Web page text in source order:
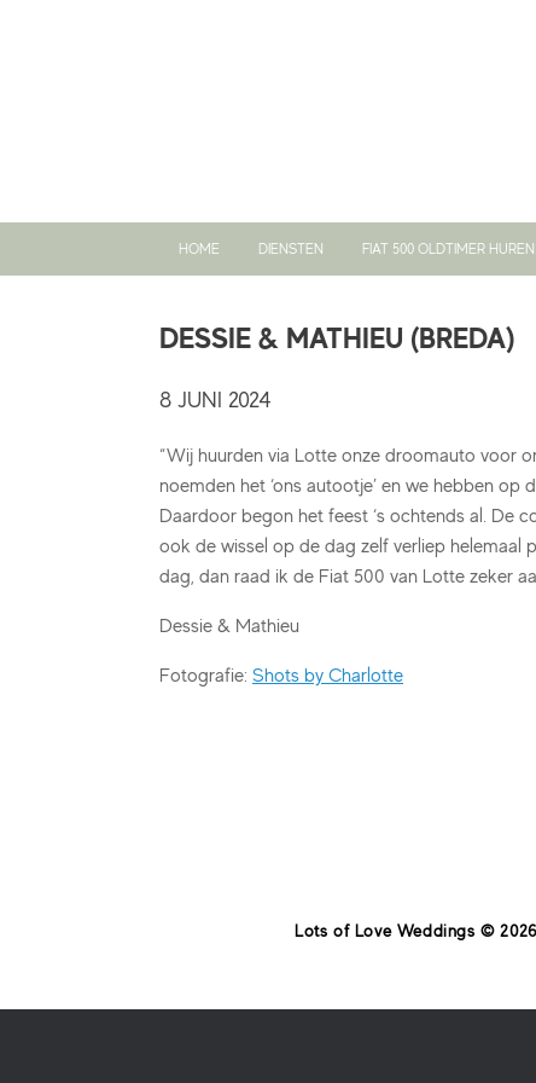
HOME DIENSTEN FIAT 500 OLDTIMER HUREN
DESSIE & MATHIEU (BREDA)
8 JUNI 2024
“Wij huurden via Lotte onze droomauto voor
noemden het ‘ons autootje’ en we hebben
Daardoor begon het feest ‘s ochtends al. De
ook de wissel op de dag zelf verliep
dag, dan raad ik de Fiat 500 van Lotte zeker
Dessie & Mathieu
Fotografie: Shots by Charlotte
Lots of Love Weddings © 2026